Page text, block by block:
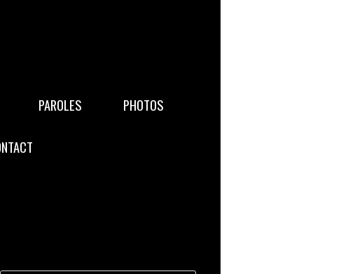
PAROLES PHOTOS